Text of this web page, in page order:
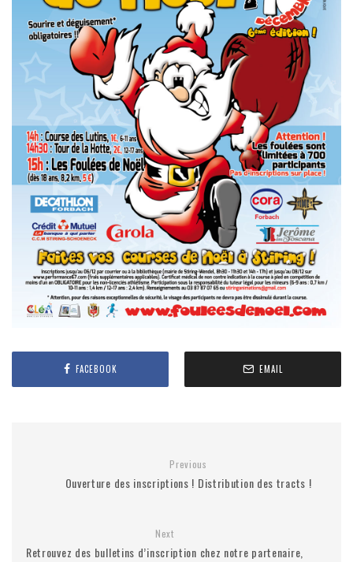
FACEBOOK EMAIL
Previous
Ouverture des inscriptions ! Distribution des tracts !
Next
Retrouvez des bulletins d’inscription chez notre partenaire,